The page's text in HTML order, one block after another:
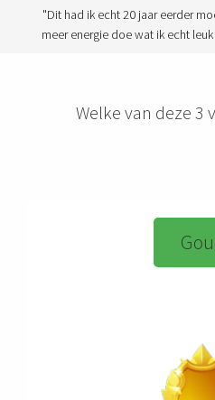
"Dit had ik echt 20 jaar eerder
meer energie doe wat ik echt
Welke van deze 3